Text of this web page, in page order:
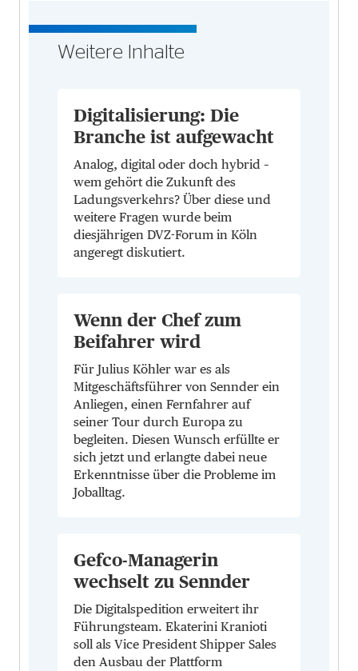
Weitere Inhalte
Digitalisierung: Die
Branche ist aufgewacht
Analog, digital oder doch hybrid –
wem gehört die Zukunft des
Ladungsverkehrs? Über diese und
weitere Fragen wurde beim
diesjährigen DVZ-Forum in Köln
angeregt diskutiert.
Wenn der Chef zum
Beifahrer wird
Für Julius Köhler war es als
Mitgeschäftsführer von Sennder ein
Anliegen, einen Fernfahrer auf
seiner Tour durch Europa zu
begleiten. Diesen Wunsch erfüllte er
sich jetzt und erlangte dabei neue
Erkenntnisse über die Probleme im
Joballtag.
Gefco-Managerin
wechselt zu Sennder
Die Digitalspedition erweitert ihr
Führungsteam. Ekaterini Kranioti
soll als Vice President Shipper Sales
den Ausbau der Plattform